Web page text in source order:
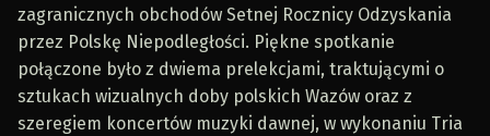
zagranicznych obchodów Setnej Rocznicy Odzyskania
przez Polskę Niepodległości. Piękne spotkanie
połączone było z dwiema prelekcjami, traktującymi o
sztukach wizualnych doby polskich Wazów oraz z
szeregiem koncertów muzyki dawnej, w wykonaniu Tria